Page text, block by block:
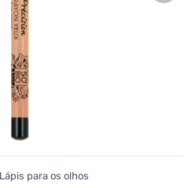
Lápis para os olhos